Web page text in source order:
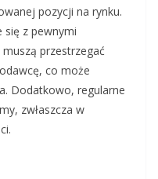
pozycji na rynku.
się z pewnymi
przestrzegać
co może
Dodatkowo, regularne
zwłaszcza w